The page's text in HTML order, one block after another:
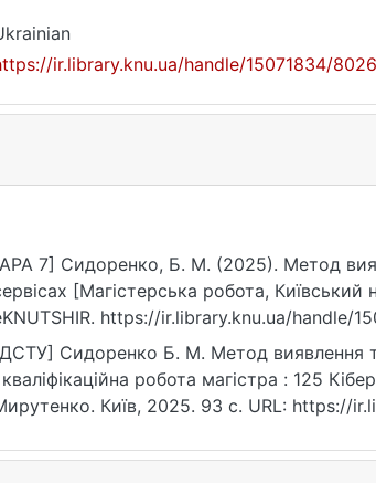
ir.library.knu.ua/handle/15071834/8026
7] Сидоренко, Б. М. (2025). Метод
[Магістерська робота, Київський
https://ir.library.knu.ua/handle/
Сидоренко Б. М. Метод виявлення
робота магістра : 125
Київ, 2025. 93 с. URL: https://